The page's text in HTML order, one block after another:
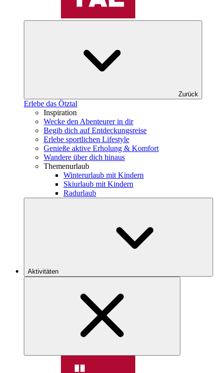
Zurück
Erlebe das Ötztal
Inspiration
Wecke den Abenteurer in dir
Begib dich auf Entdeckungsreise
Erlebe sportlichen Lifestyle
Genieße aktive Erholung & Komfort
Wandere über dich hinaus
Themenurlaub
Winterurlaub mit Kindern
Skiurlaub mit Kindern
Radurlaub
Aktivitäten